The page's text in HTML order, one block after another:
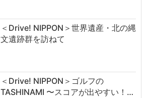
＜Drive! NIPPON＞世界遺産・北の縄
文遺跡群を訪ねて
＜Drive! NIPPON＞ゴルフの
TASHINAMI 〜スコアが出やすい！…